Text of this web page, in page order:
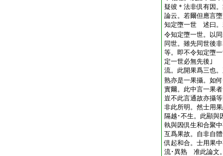
疑彼＊法非倶有因
論云。若爾但應言
知定墮一世 述曰。
令知定墮一世。以
同世。雖先同世後
等。即不令知定墮
定一世必無先後｣
流。此開果爲三也
熟亦是一果攝。如
實爾。此中言一果
豈不此言通故亦攝
非此所明。然士用
隔越･不生。此顯與
執與因倶生和合聚
互爲果故。自非自
倶起和合。士用果
流･異熟 准此論文